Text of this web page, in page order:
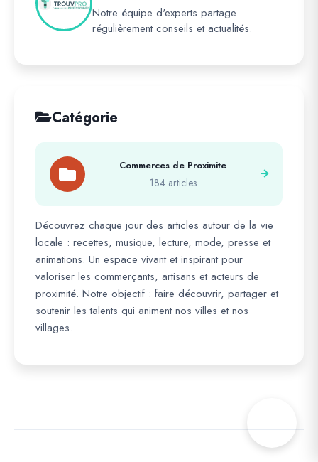
Notre équipe d'experts partage
régulièrement conseils et actualités.
Catégorie
Commerces de Proximite
184 articles
Découvrez chaque jour des articles autour de la vie
locale : recettes, musique, lecture, mode, presse et
animations. Un espace vivant et inspirant pour
valoriser les commerçants, artisans et acteurs de
proximité. Notre objectif : faire découvrir, partager et
soutenir les talents qui animent nos villes et nos
villages.